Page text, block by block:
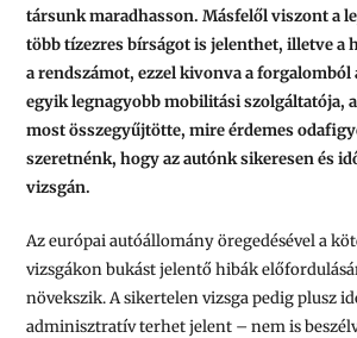
társunk maradhasson. Másfelől viszont a
több tízezres bírságot is jelenthet, illetve a
a rendszámot, ezzel kivonva a forgalomból
egyik legnagyobb mobilitási szolgáltatója,
most összegyűjtötte, mire érdemes
szeretnénk, hogy az autónk sikeresen és
vizsgán.
Az európai autóállomány öregedésével a
vizsgákon bukást jelentő hibák
növekszik. A sikertelen vizsga pedig plusz
adminisztratív terhet jelent – nem is